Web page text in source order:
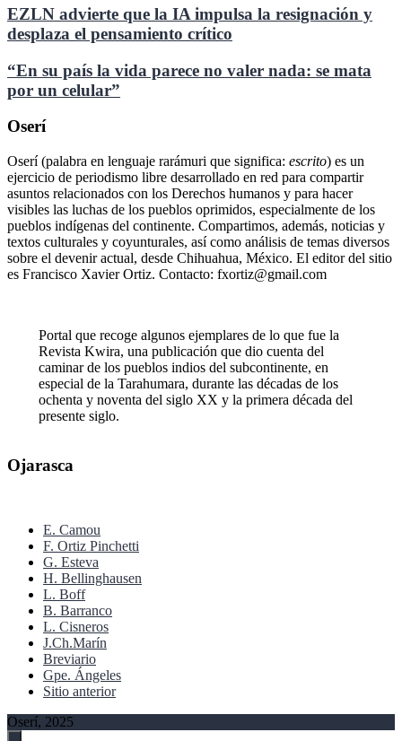
EZLN advierte que la IA impulsa la resignación y
desplaza el pensamiento crítico
“En su país la vida parece no valer nada: se mata
por un celular”
Oserí
Oserí (palabra en lenguaje rarámuri que significa: escrito) es un
ejercicio de periodismo libre desarrollado en red para compartir
asuntos relacionados con los Derechos humanos y para hacer
visibles las luchas de los pueblos oprimidos, especialmente de los
pueblos indígenas del continente. Compartimos, además, noticias y
textos culturales y coyunturales, así como análisis de temas diversos
sobre el devenir actual, desde Chihuahua, México. El editor del sitio
es Francisco Xavier Ortiz. Contacto: fxortiz@gmail.com
Portal que recoge algunos ejemplares de lo que fue la
Revista Kwira, una publicación que dio cuenta del
caminar de los pueblos indios del subcontinente, en
especial de la Tarahumara, durante las décadas de los
ochenta y noventa del siglo XX y la primera década del
presente siglo.
Ojarasca
E. Camou
F. Ortiz Pinchetti
G. Esteva
H. Bellinghausen
L. Boff
B. Barranco
L. Cisneros
J.Ch.Marín
Breviario
Gpe. Ángeles
Sitio anterior
Oserí, 2025